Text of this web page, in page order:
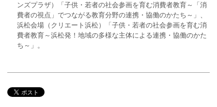
ンズプラザ）「子供・若者の社会参画を育む消費者教育～「消
費者の視点」でつながる教育分野の連携・協働のかたち～」、
浜松会場（クリエート浜松）「子供・若者の社会参画を育む消
費者教育～浜松発！地域の多様な主体による連携・協働のかた
ち～」。